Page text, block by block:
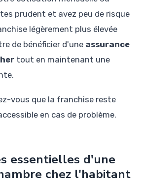
prudent et avez peu de risque
légèrement plus élevée
de bénéficier d'une assurance
tout en maintenant une
vous que la franchise reste
en cas de problème.
essentielles d'une
chez l'habitant